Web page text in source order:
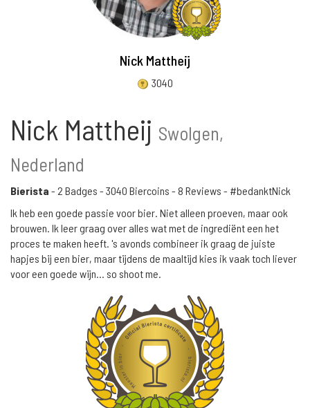
Nick Mattheij
3040
Nick Mattheij Swolgen,
Nederland
Bierista - 2 Badges - 3040 Biercoins - 8 Reviews - #bedanktNick
Ik heb een goede passie voor bier. Niet alleen proeven, maar ook
brouwen. Ik leer graag over alles wat met de ingrediënt een het
proces te maken heeft. 's avonds combineer ik graag de juiste
hapjes bij een bier, maar tijdens de maaltijd kies ik vaak toch liever
voor een goede wijn... so shoot me.